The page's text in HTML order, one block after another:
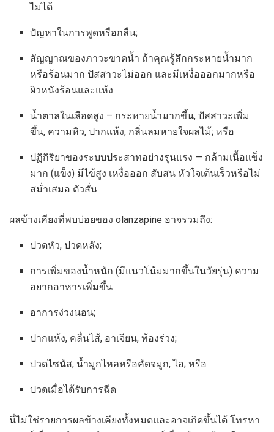
ไม่ได้
ปัญหาในการพูดหรือกลืน;
สัญญาณของภาวะขาดน้ำ ถ้าคุณรู้สึกกระหายน้ำมาก
หรือร้อนมาก ปัสสาวะไม่ออก และมีเหงื่อออกมากหรือ
ผิวหนังร้อนและแห้ง
น้ำตาลในเลือดสูง – กระหายน้ำมากขึ้น, ปัสสาวะเพิ่ม
ขึ้น, ความหิว, ปากแห้ง, กลิ่นลมหายใจผลไม้; หรือ
ปฏิกิริยาของระบบประสาทอย่างรุนแรง — กล้ามเนื้อแข็ง
มาก (แข็ง) มีไข้สูง เหงื่อออก สับสน หัวใจเต้นเร็วหรือไม่
สม่ำเสมอ ตัวสั่น
ผลข้างเคียงที่พบบ่อยของ olanzapine อาจรวมถึง:
ปวดหัว, ปวดหลัง;
การเพิ่มของน้ำหนัก (มีแนวโน้มมากขึ้นในวัยรุ่น) ความ
อยากอาหารเพิ่มขึ้น
อาการง่วงนอน;
ปากแห้ง, คลื่นไส้, อาเจียน, ท้องร่วง;
ปวดไซนัส, น้ำมูกไหลหรือคัดจมูก, ไอ; หรือ
ปวดเมื่อได้รับการฉีด
นี่ไม่ใช่รายการผลข้างเคียงทั้งหมดและอาจเกิดขึ้นได้ โทรหา